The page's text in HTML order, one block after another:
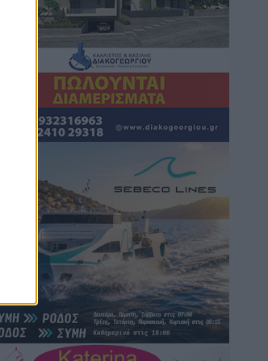
Τοπικές Ειδήσεις• πριν 2 ώρες
Σταυρός Καλυθιών: Απέκτησε την
Φωτεινή Πιζάνια
πριν 3 ώρες
Το Yucatan Show έρχεται στη Ρόδο με
Πολιτιστικά• πριν 4 ώρες
Σι Τζέι Χάρις: «Να πανηγυρίσουμε
πολλές νίκες μαζί»
πριν 4 ώρες
Ροδήλιος: Ο απολογισμός από το
Πανελλήνιο Πρωτάθλημα Πίστας
Αθλητικά • πριν 4 ώρες